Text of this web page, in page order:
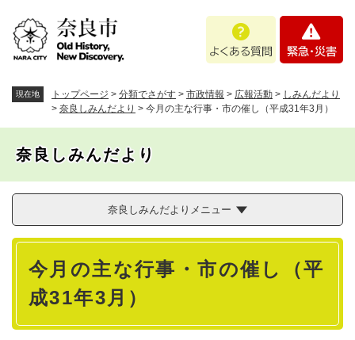
あ
問
・
現在地 トップページ > 分類でさがす > 市政情報 > 広報活動 > しみんだより
> 奈良しみんだより > 今月の主な行事・市の催し（平成31年3月）
奈良しみんだより
奈良しみんだよりメニュー
本
今月の主な行事・市の催し（平
成31年3月）